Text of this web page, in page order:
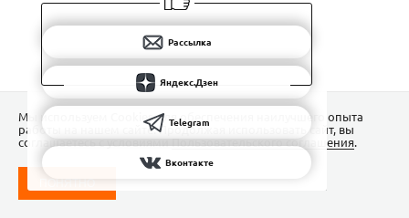
Рассылка
Яндекс.Дзен
Telegram
Вконтакте
Мы используем Сookies для обеспечения наилучшего опыта
работы на нашем сайте. Продолжая использовать сайт, вы
соглашаетесь с условиямиПользовательского соглашения.
ПОНЯТНО